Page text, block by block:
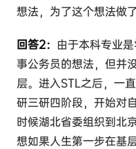
想法，为了这个想法做
回答2： 由于本科专业
事公务员的想法，但并
层。进入STL之后，一
研三研四阶段，开始对
时候湖北省委组织到北
想如果人生第一步在基